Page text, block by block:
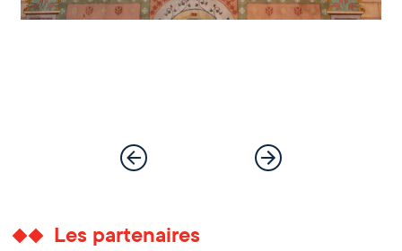
Les partenaires